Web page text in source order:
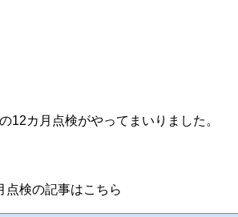
12カ月点検がやってまいりました。
点検の記事はこちら